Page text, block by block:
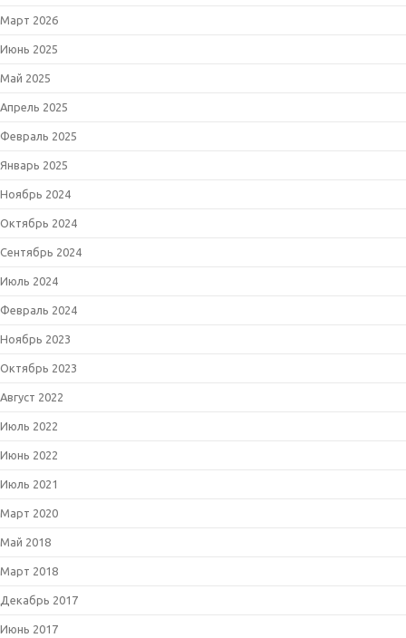
Март 2026
Июнь 2025
Май 2025
Апрель 2025
Февраль 2025
Январь 2025
Ноябрь 2024
Октябрь 2024
Сентябрь 2024
Июль 2024
Февраль 2024
Ноябрь 2023
Октябрь 2023
Август 2022
Июль 2022
Июнь 2022
Июль 2021
Март 2020
Май 2018
Март 2018
Декабрь 2017
Июнь 2017